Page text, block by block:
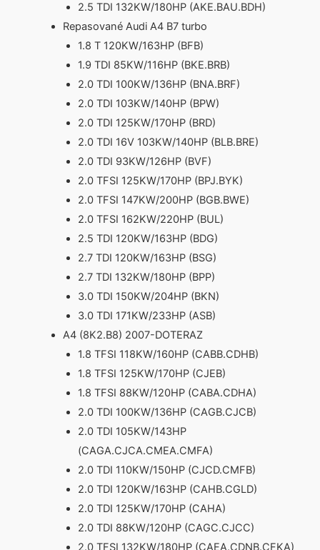
2.5 TDI 132KW/180HP (AKE.BAU.BDH)
Repasované Audi A4 B7 turbo
1.8 T 120KW/163HP (BFB)
1.9 TDI 85KW/116HP (BKE.BRB)
2.0 TDI 100KW/136HP (BNA.BRF)
2.0 TDI 103KW/140HP (BPW)
2.0 TDI 125KW/170HP (BRD)
2.0 TDI 16V 103KW/140HP (BLB.BRE)
2.0 TDI 93KW/126HP (BVF)
2.0 TFSI 125KW/170HP (BPJ.BYK)
2.0 TFSI 147KW/200HP (BGB.BWE)
2.0 TFSI 162KW/220HP (BUL)
2.5 TDI 120KW/163HP (BDG)
2.7 TDI 120KW/163HP (BSG)
2.7 TDI 132KW/180HP (BPP)
3.0 TDI 150KW/204HP (BKN)
3.0 TDI 171KW/233HP (ASB)
A4 (8K2.B8) 2007-DOTERAZ
1.8 TFSI 118KW/160HP (CABB.CDHB)
1.8 TFSI 125KW/170HP (CJEB)
1.8 TFSI 88KW/120HP (CABA.CDHA)
2.0 TDI 100KW/136HP (CAGB.CJCB)
2.0 TDI 105KW/143HP
(CAGA.CJCA.CMEA.CMFA)
2.0 TDI 110KW/150HP (CJCD.CMFB)
2.0 TDI 120KW/163HP (CAHB.CGLD)
2.0 TDI 125KW/170HP (CAHA)
2.0 TDI 88KW/120HP (CAGC.CJCC)
2.0 TFSI 132KW/180HP (CAEA.CDNB.CFKA)